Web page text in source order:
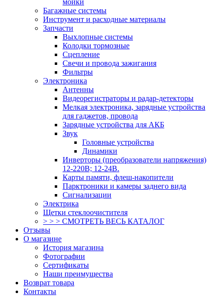
Багажные системы
Инструмент и расходные материалы
Запчасти
Выхлопные системы
Колодки тормозные
Сцепление
Свечи и провода зажигания
Фильтры
Электроника
Антенны
Видеорегистраторы и радар-детекторы
Мелкая электроника, зарядные устройства
для гаджетов, провода
Зарядные устройства для АКБ
Звук
Головные устройства
Динамики
Инверторы (преобразователи напряжения)
12-220В; 12-24В.
Карты памяти, флеш-накопители
Парктроники и камеры заднего вида
Сигнализации
Электрика
Щетки стеклоочистителя
> > > СМОТРЕТЬ ВЕСЬ КАТАЛОГ
Отзывы
О магазине
История магазина
Фотографии
Сертификаты
Наши преимущества
Возврат товара
Контакты